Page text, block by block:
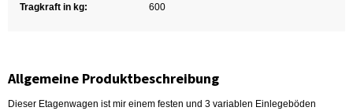
Tragkraft in kg:
600
Allgemeine Produktbeschreibung
Dieser Etagenwagen ist mir einem festen und 3 variablen Einlegeböden